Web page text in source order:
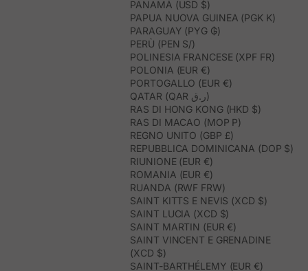
PANAMÁ (USD $)
PAPUA NUOVA GUINEA (PGK K)
PARAGUAY (PYG ₲)
PERÙ (PEN S/)
POLINESIA FRANCESE (XPF FR)
POLONIA (EUR €)
PORTOGALLO (EUR €)
QATAR (QAR ر.ق)
RAS DI HONG KONG (HKD $)
RAS DI MACAO (MOP P)
REGNO UNITO (GBP £)
REPUBBLICA DOMINICANA (DOP $)
RIUNIONE (EUR €)
ROMANIA (EUR €)
RUANDA (RWF FRW)
SAINT KITTS E NEVIS (XCD $)
SAINT LUCIA (XCD $)
SAINT MARTIN (EUR €)
SAINT VINCENT E GRENADINE
(XCD $)
SAINT-BARTHÉLEMY (EUR €)